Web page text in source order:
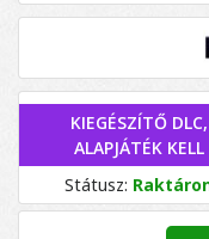
KIEGÉSZÍTŐ DLC,
ALAPJÁTÉK KELL
Státusz: